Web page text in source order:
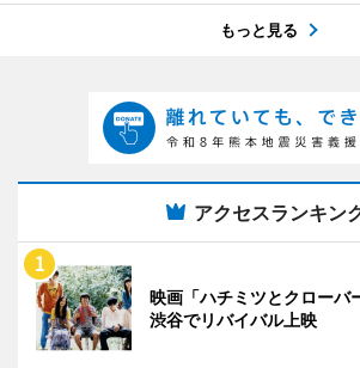
もっと見る
アクセスランキン
映画「ハチミツとクローバ
渋谷でリバイバル上映